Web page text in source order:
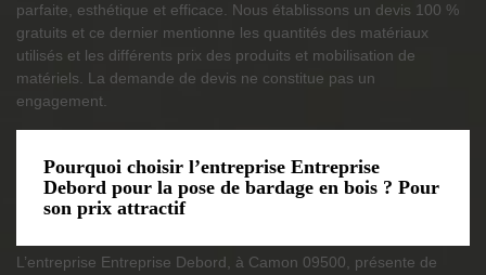
parfaite, esthétique et efficace. Nous établissons un devis 100 %
gratuits et ce dernier mentionne les quantités des matériaux
utilisés et les différents prix des produits et mobilisation de
matériels. La demande de devis ne constitue pas un
engagement.
Pourquoi choisir l’entreprise Entreprise
Debord pour la pose de bardage en bois ? Pour
son prix attractif
L’entreprise Entreprise Debord, à Camon 09500, présente de